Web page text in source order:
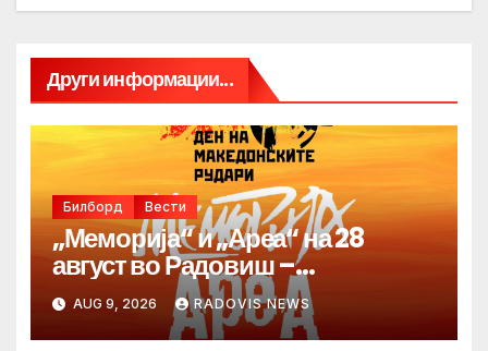
Други информации...
Билборд Вести
„Меморија“ и „Ареа“ на 28
август во Радовиш –
продолжува традицијата за
Денот на македонските рудари
AUG 9, 2026 RADOVIS NEWS